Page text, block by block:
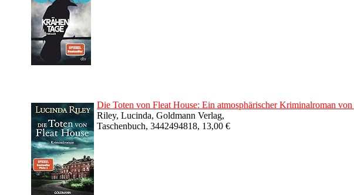
Die Toten von Fleat House: Ein atmosphärischer Kriminalroman
Riley, Lucinda, Goldmann Verlag,
Taschenbuch, 3442494818, 13,00 €